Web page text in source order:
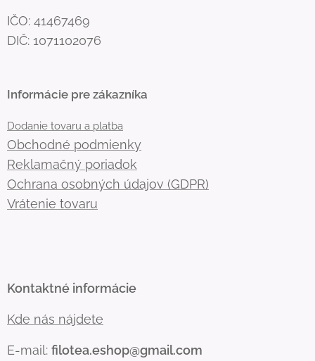
IČO: 41467469
DIČ: 1071102076
Informácie pre zákazníka
Dodanie tovaru a platba
Obchodné podmienky
Reklamačný poriadok
Ochrana osobných údajov (GDPR)
Vrátenie tovaru
Kontaktné informácie
Kde nás nájdete
E-mail: filotea.eshop@gmail.com